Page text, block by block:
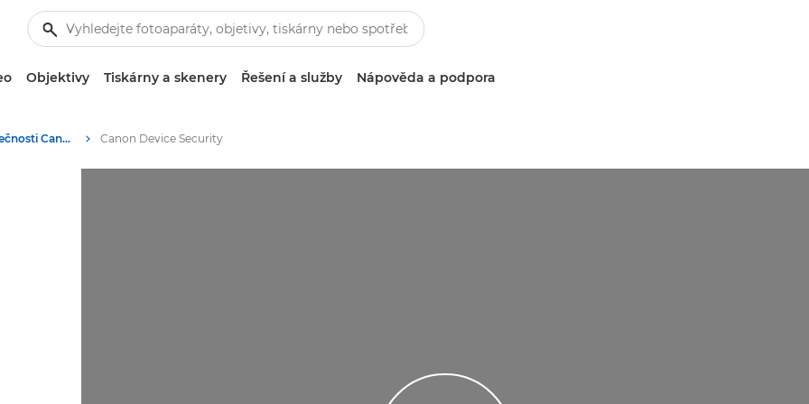
Objektivy Tiskárny a skenery Řešení a služby Nápověda a podpora
Zabezpečení společnosti Canon pro firmy Canon Device Security